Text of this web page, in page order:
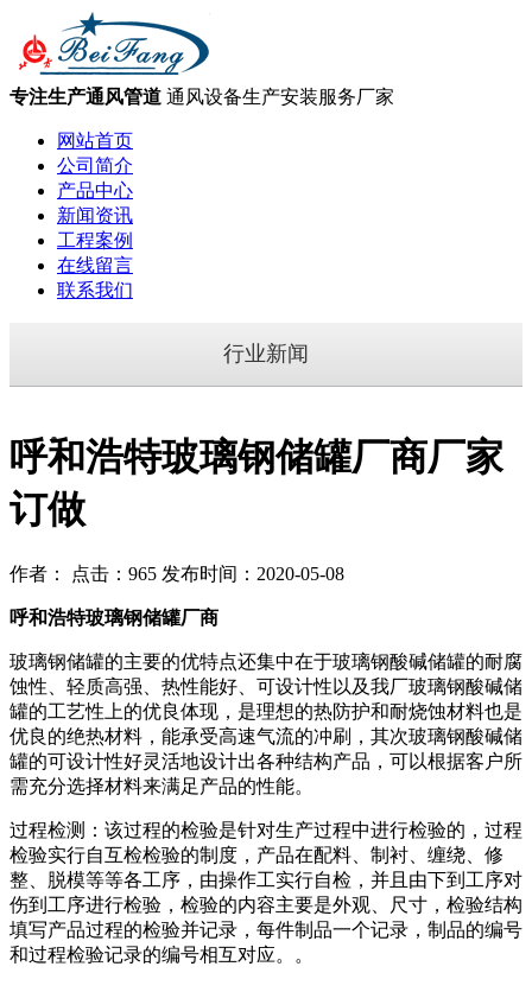
专注生产通风管道 通风设备生产安装服务厂家
网站首页
公司简介
产品中心
新闻资讯
工程案例
在线留言
联系我们
行业新闻
呼和浩特玻璃钢储罐厂商厂家
订做
作者： 点击：965 发布时间：2020-05-08
呼和浩特玻璃钢储罐厂商
玻璃钢储罐的主要的优特点还集中在于玻璃钢酸碱储罐的耐腐
蚀性、轻质高强、热性能好、可设计性以及我厂玻璃钢酸碱储
罐的工艺性上的优良体现，是理想的热防护和耐烧蚀材料也是
优良的绝热材料，能承受高速气流的冲刷，其次玻璃钢酸碱储
罐的可设计性好灵活地设计出各种结构产品，可以根据客户所
需充分选择材料来满足产品的性能。
过程检测：该过程的检验是针对生产过程中进行检验的，过程
检验实行自互检检验的制度，产品在配料、制衬、缠绕、修
整、脱模等等各工序，由操作工实行自检，并且由下到工序对
伤到工序进行检验，检验的内容主要是外观、尺寸，检验结构
填写产品过程的检验并记录，每件制品一个记录，制品的编号
和过程检验记录的编号相互对应。。